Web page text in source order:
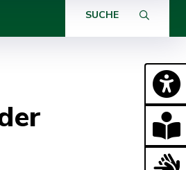
SUCHE